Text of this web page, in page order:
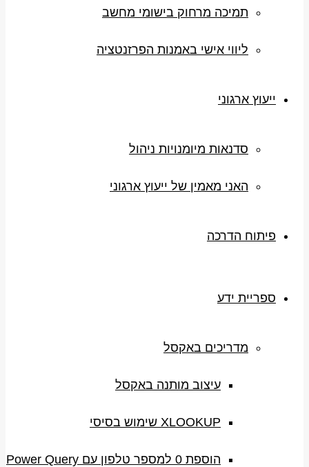
תמיכה מרחוק בישומי מחשב
ליווי אישי באמנות הפרזנטציה
ייעוץ ארגוני
סדנאות מיומנויות ניהול
האני מאמין של ייעוץ ארגוני
פיתוח הדרכה
ספריית ידע
מדריכים באקסל
עיצוב מותנה באקסל
XLOOKUP שימוש בסיסי
הוספת 0 למספר טלפון עם Power Query